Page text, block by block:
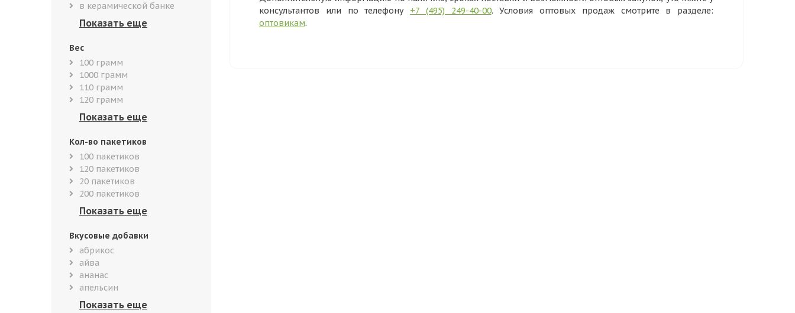
в керамической банке
Вес
100 грамм
1000 грамм
110 грамм
120 грамм
Кол-во пакетиков
100 пакетиков
120 пакетиков
20 пакетиков
200 пакетиков
Вкусовые добавки
абрикос
айва
ананас
апельсин
консультантов или по телефону +7 (495) 249-40-00. Условия оптовых продаж смотрите в разделе:
оптовикам.